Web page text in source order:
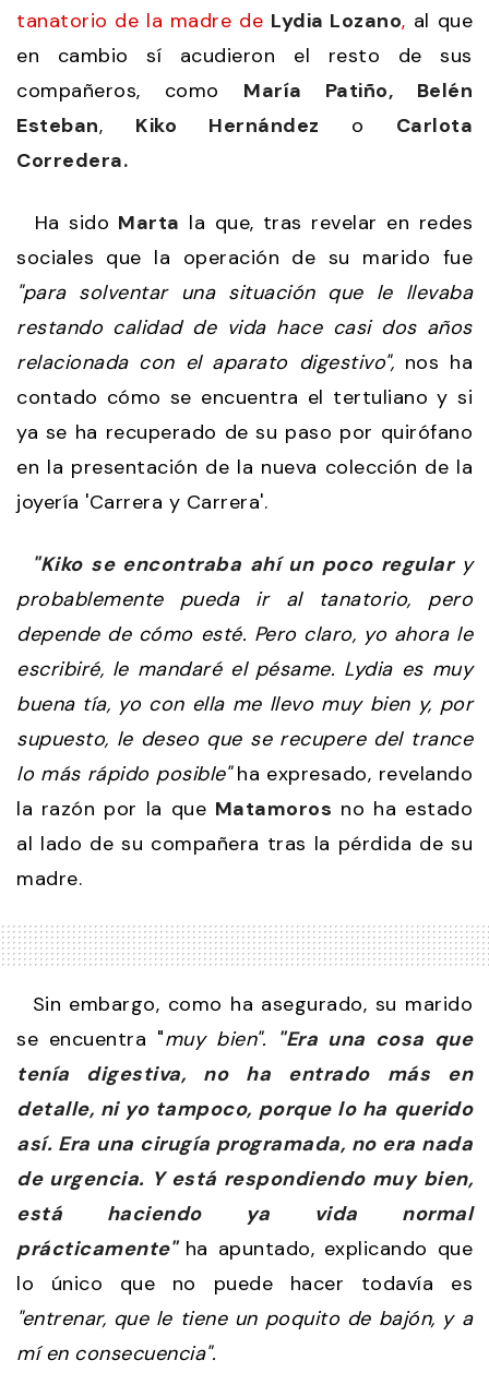
tanatorio de la madre de Lydia Lozano, al que
en cambio sí acudieron el resto de sus
compañeros, como María Patiño, Belén
Esteban, Kiko Hernández o Carlota
Corredera.
Ha sido Marta la que, tras revelar en redes
sociales que la operación de su marido fue
"para solventar una situación que le llevaba
restando calidad de vida hace casi dos años
relacionada con el aparato digestivo", nos ha
contado cómo se encuentra el tertuliano y si
ya se ha recuperado de su paso por quirófano
en la presentación de la nueva colección de la
joyería 'Carrera y Carrera'.
"Kiko se encontraba ahí un poco regular y
probablemente pueda ir al tanatorio, pero
depende de cómo esté. Pero claro, yo ahora le
escribiré, le mandaré el pésame. Lydia es muy
buena tía, yo con ella me llevo muy bien y, por
supuesto, le deseo que se recupere del trance
lo más rápido posible"ha expresado, revelando
la razón por la que Matamoros no ha estado
al lado de su compañera tras la pérdida de su
madre.
Sin embargo, como ha asegurado, su marido
se encuentra "muy bien". "Era una cosa que
tenía digestiva, no ha entrado más en
detalle, ni yo tampoco, porque lo ha querido
así. Era una cirugía programada, no era nada
de urgencia. Y está respondiendo muy bien,
está haciendo ya vida normal
prácticamente" ha apuntado, explicando que
lo único que no puede hacer todavía es
"entrenar, que le tiene un poquito de bajón, y a
mí en consecuencia".